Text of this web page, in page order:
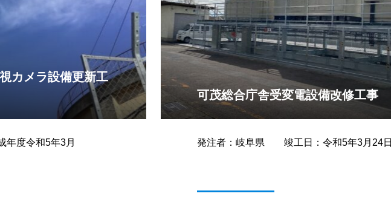
カメラ設備更新工
年度令和5年3月
可茂総合庁舎受変電設備改修工事
発注者：岐阜県 竣工日：令和5年3月24日